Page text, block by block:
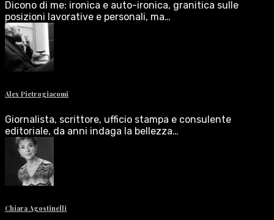
Dicono di me: ironica e auto-ironica, granitica sulle
posizioni lavorative e personali, ma…
Alex Pietrogiacomi
Giornalista, scrittore, ufficio stampa e consulente
editoriale, da anni indaga la bellezza…
Chiara Agostinelli